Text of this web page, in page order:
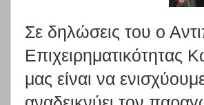
Σε δηλώσεις του ο
Επιχειρηματικότητας
μας είναι να